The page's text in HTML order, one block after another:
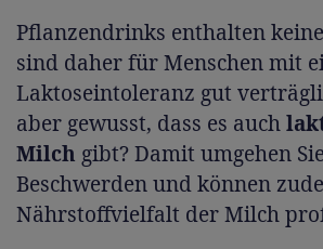
Pflanzendrinks enthalten
sind daher für Menschen mit
Laktoseintoleranz gut
aber gewusst, dass es auch
Milch gibt? Damit umgehen
Beschwerden und können
Nährstoffvielfalt der Milch